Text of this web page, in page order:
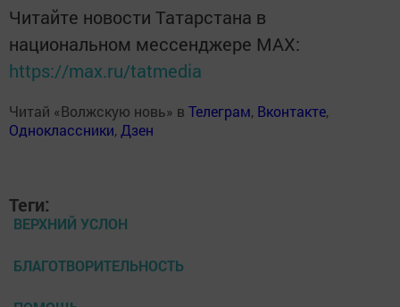
Читайте новости Татарстана в
национальном мессенджере MАХ:
https://max.ru/tatmedia
Читай «Волжскую новь» в Телеграм, Вконтакте,
Одноклассники, Дзен
Теги:
ВЕРХНИЙ УСЛОН
БЛАГОТВОРИТЕЛЬНОСТЬ